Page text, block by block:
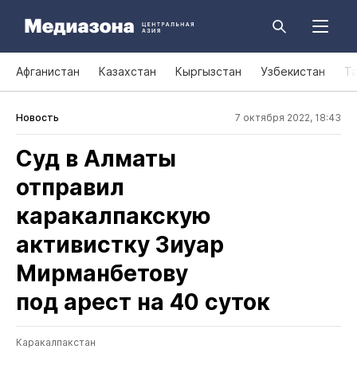
Афганистан Казахстан Кыргызстан Узбекистан
Новость 7 октября 2022, 18:43
Суд в Алматы
отправил
каракалпакскую
активистку Зиуар
Мирманбетову
под арест на 40 суток
Каракалпакстан